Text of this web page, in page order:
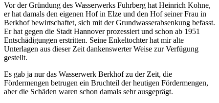
Vor der Gründung des Wasserwerks Fuhrberg hat Heinrich Kohne,
er hat damals den eigenen Hof in Elze und den Hof seiner Frau in
Berkhof bewirtschaftet, sich mit der Grundwasserabsenkung befasst.
Er hat gegen die Stadt Hannover prozessiert und schon ab 1951
Entschädigungen erstritten. Seine Enkeltochter hat mir alte
Unterlagen aus dieser Zeit dankenswerter Weise zur Verfügung
gestellt.
Es gab ja nur das Wasserwerk Berkhof zu der Zeit, die
Fördermengen betrugen ein Bruchteil der heutigen Fördermengen,
aber die Schäden waren schon damals sehr ausgeprägt.